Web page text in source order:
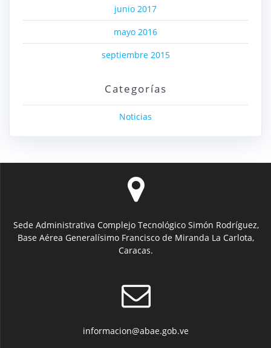
junio 2017
mayo 2016
septiembre 2015
Categorías
Noticias
Sede Administrativa Complejo Tecnológico Simón Rodríguez,
Base Aérea Generalísimo Francisco de Miranda La Carlota,
Caracas.
informacion@abae.gob.ve